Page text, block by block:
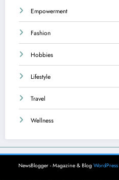
Empowerment
Fashion
Hobbies
Lifestyle
Travel
Wellness
NewsBlogger - Magazine & Blog WordPress